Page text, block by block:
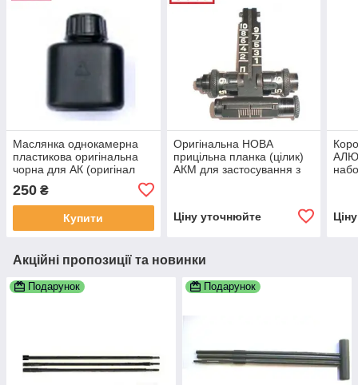
Маслянка однокамерна
пластикова оригінальна
чорна для АК (оригінал
250 ₴
Купити
Оригінальна НОВА
прицільна планка (цілик)
АКМ для застосування з
Ціну уточнюйте
Акційні пропозиції та новинки
Подарунок Подарунок